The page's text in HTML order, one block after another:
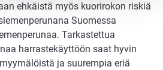
ehkäistä myös kuorirokon riskiä
Suomessa
Tarkastettua
harrastekäyttöön saat hyvin
ja suurempia eriä